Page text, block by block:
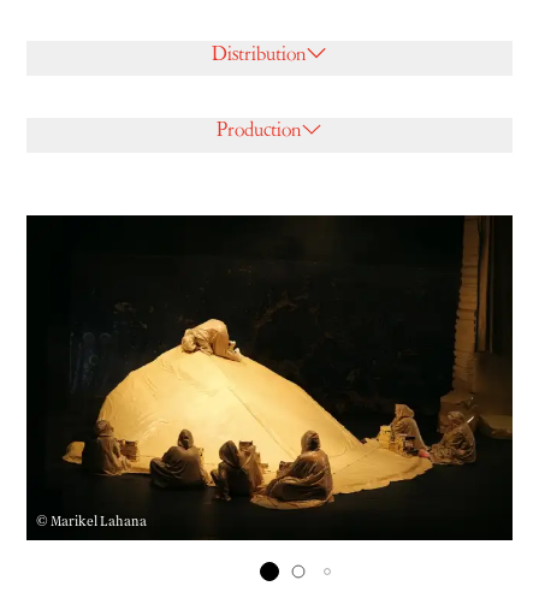
Distribution
Production
© Marikel Lahana